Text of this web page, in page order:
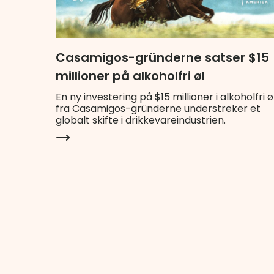
Casamigos-gründerne satser $15
millioner på alkoholfri øl
En ny investering på $15 millioner i alkoholfri
fra Casamigos-gründerne understreker et
globalt skifte i drikkevareindustrien.